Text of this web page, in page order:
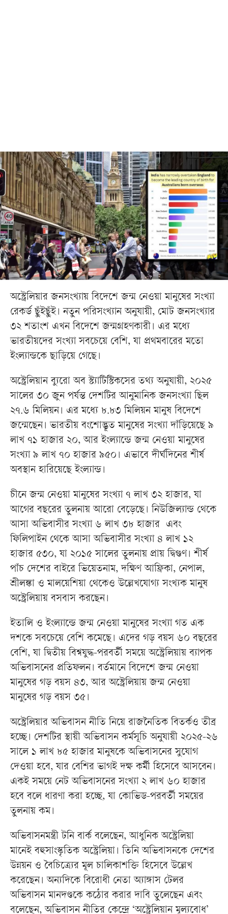
অস্ট্রেলিয়ার জনসংখ্যায় বিদেশে জন্ম নেওয়া মানুষের সংখ্যা
রেকর্ড ছুঁইছুঁই। নতুন পরিসংখ্যান অনুযায়ী, মোট জনসংখ্যার
৩২ শতাংশ এখন বিদেশে জন্মগ্রহণকারী। এর মধ্যে
ভারতীয়দের সংখ্যা সবচেয়ে বেশি, যা প্রথমবারের মতো
ইংল্যান্ডকে ছাড়িয়ে গেছে।
অস্ট্রেলিয়ান ব্যুরো অব স্ট্যাটিস্টিকসের তথ্য অনুযায়ী, ২০২৫
সালের ৩০ জুন পর্যন্ত দেশটির আনুমানিক জনসংখ্যা ছিল
২৭.৬ মিলিয়ন। এর মধ্যে ৮.৮৩ মিলিয়ন মানুষ বিদেশে
জন্মেছেন। ভারতীয় বংশোদ্ভূত মানুষের সংখ্যা দাঁড়িয়েছে ৯
লাখ ৭১ হাজার ২০, আর ইংল্যান্ডে জন্ম নেওয়া মানুষের
সংখ্যা ৯ লাখ ৭০ হাজার ৯৫০। এভাবে দীর্ঘদিনের শীর্ষ
অবস্থান হারিয়েছে ইংল্যান্ড।
চীনে জন্ম নেওয়া মানুষের সংখ্যা ৭ লাখ ৩২ হাজার, যা
আগের বছরের তুলনায় আরো বেড়েছে। নিউজিল্যান্ড থেকে
আসা অভিবাসীর সংখ্যা ৬ লাখ ৩৮ হাজার এবং
ফিলিপাইন থেকে আসা অভিবাসীর সংখ্যা ৪ লাখ ১২
হাজার ৫৩০, যা ২০১৫ সালের তুলনায় প্রায় দ্বিগুণ। শীর্ষ
পাঁচ দেশের বাইরে ভিয়েতনাম, দক্ষিণ আফ্রিকা, নেপাল,
শ্রীলঙ্কা ও মালয়েশিয়া থেকেও উল্লেখযোগ্য সংখ্যক মানুষ
অস্ট্রেলিয়ায় বসবাস করছেন।
ইতালি ও ইংল্যান্ডে জন্ম নেওয়া মানুষের সংখ্যা গত এক
দশকে সবচেয়ে বেশি কমেছে। এদের গড় বয়স ৬০ বছরের
বেশি, যা দ্বিতীয় বিশ্বযুদ্ধ-পরবর্তী সময়ে অস্ট্রেলিয়ায় ব্যাপক
অভিবাসনের প্রতিফলন। বর্তমানে বিদেশে জন্ম নেওয়া
মানুষের গড় বয়স ৪৩, আর অস্ট্রেলিয়ায় জন্ম নেওয়া
মানুষের গড় বয়স ৩৫।
অস্ট্রেলিয়ার অভিবাসন নীতি নিয়ে রাজনৈতিক বিতর্কও তীব্র
হচ্ছে। দেশটির স্থায়ী অভিবাসন কর্মসূচি অনুযায়ী ২০২৫-২৬
সালে ১ লাখ ৮৫ হাজার মানুষকে অভিবাসনের সুযোগ
দেওয়া হবে, যার বেশির ভাগই দক্ষ কর্মী হিসেবে আসবেন।
একই সময়ে নেট অভিবাসনের সংখ্যা ২ লাখ ৬০ হাজার
হবে বলে ধারণা করা হচ্ছে, যা কোভিড-পরবর্তী সময়ের
তুলনায় কম।
অভিবাসনমন্ত্রী টনি বার্ক বলেছেন, আধুনিক অস্ট্রেলিয়া
মানেই বহুসাংস্কৃতিক অস্ট্রেলিয়া। তিনি অভিবাসনকে দেশের
উন্নয়ন ও বৈচিত্র্যের মূল চালিকাশক্তি হিসেবে উল্লেখ
করেছেন। অন্যদিকে বিরোধী নেতা অ্যাঙ্গাস টেলর
অভিবাসন মানদণ্ডকে কঠোর করার দাবি তুলেছেন এবং
বলেছেন, অভিবাসন নীতির কেন্দ্রে ‘অস্ট্রেলিয়ান মূল্যবোধ’